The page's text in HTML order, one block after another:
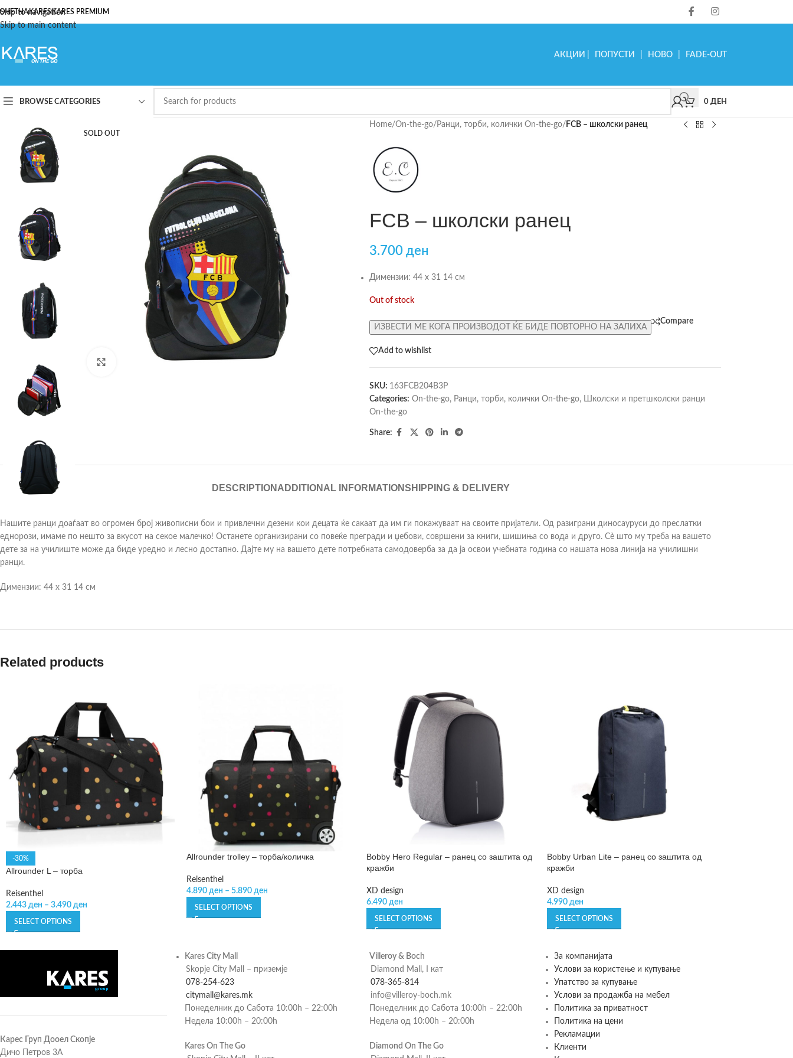
Skip to navigation
Skip to main content
KARESKARES PREMIUM
АКЦИИ ПОПУСТИ НОВО FADE-OUT
BROWSE CATEGORIES 0 ДЕН
SOLD OUT
Click to enlarge
Home/On-the-go/ Ранци, торби, колички On-the-go/ FCB – школски ранец
FCB – школски ранец
3.700 ден
Димензии: 44 х 31 14 см
Out of stock
ИЗВЕСТИ МЕ КОГА ПРОИЗВОДОТ ЌЕ БИДЕ ПОВТОРНО НА ЗАЛИХА
Compare
Add to wishlist
SKU: 163FCB204B3P
Categories: On-the-go, Ранци, торби, колички On-the-go, Школски и претшколски ранци
On-the-go
Share:
DESCRIPTION ADDITIONAL INFORMATIONSHIPPING & DELIVERY
Нашите ранци доаѓаат во огромен број живописни бои и привлечни дезени кои децата ќе сакаат да им ги покажуваат на своите пријатели. Од разиграни диносауруси до преслатки
еднорози, имаме по нешто за вкусот на секое малечко! Останете организирани со повеќе прегради и џебови, совршени за книги, шишиња со вода и друго. Сè што му треба на вашето
дете за на училиште може да биде уредно и лесно достапно. Дајте му на вашето дете потребната самодоверба за да ја освои учебната година со нашата нова линија на училишни
ранци.
Димензии: 44 х 31 14 см
Related products
-30%
Allrounder L – торба
Reisenthel
2.443 ден – 3.490 ден
SELECT OPTIONS
Allrounder trolley – торба/количка
Reisenthel
4.890 ден – 5.890 ден
SELECT OPTIONS
Bobby Hero Regular – ранец со заштита од
кражби
XD design
6.490 ден
SELECT OPTIONS
Bobby Urban Lite – ранец со заштита од
кражби
XD design
4.990 ден
SELECT OPTIONS
Карес Груп Дооел Скопје
Дичо Петров 3А
Kares City Mall
Skopje City Mall – приземје
078-254-623
citymall@kares.mk
Понеделник до Сабота 10:00h – 22:00h
Недела 10:00h – 20:00h
Kares On The Go
Villeroy & Boch
Diamond Mall, I кат
078-365-814
info@villeroy-boch.mk
Понеделник до Сабота 10:00h – 22:00h
Недела од 10:00h – 20:00h
Diamond On The Go
За компанијата
Услови за користење и купување
Упатство за купување
Услови за продажба на мебел
Политика за приватност
Политика на цени
Рекламации
Клиенти